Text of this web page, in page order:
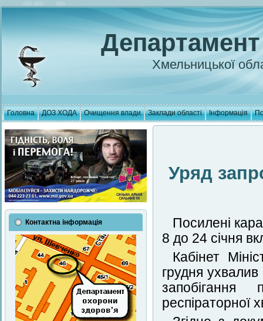
Хмельницької
Головна ДОЗ ХОДА Очищення влади Заклади області Інформація
Контактна інформація
Уряд
Посилені
8 до 24 січня
Кабінет
грудня
респіраторної